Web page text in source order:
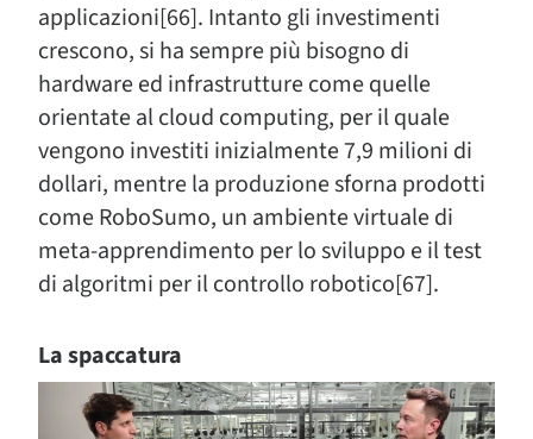
applicazioni[66]. Intanto gli investimenti
crescono, si ha sempre più bisogno di
hardware ed infrastrutture come quelle
orientate al cloud computing, per il quale
vengono investiti inizialmente 7,9 milioni di
dollari, mentre la produzione sforna prodotti
come RoboSumo, un ambiente virtuale di
meta-apprendimento per lo sviluppo e il test
di algoritmi per il controllo robotico[67].
La spaccatura